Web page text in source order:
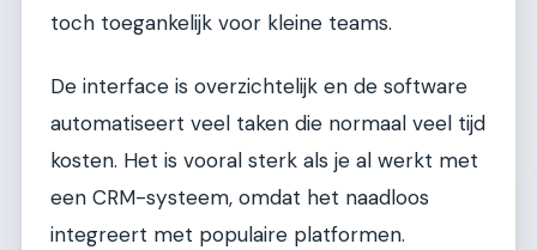
toch toegankelijk voor kleine teams.
De interface is overzichtelijk en de software
automatiseert veel taken die normaal veel tijd
kosten. Het is vooral sterk als je al werkt met
een CRM-systeem, omdat het naadloos
integreert met populaire platformen.